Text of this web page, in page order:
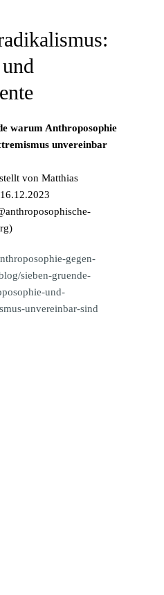
warum Anthroposophie
unvereinbar
von Matthias
)
gegen-
sieben-gruende-
und-
unvereinbar-sind